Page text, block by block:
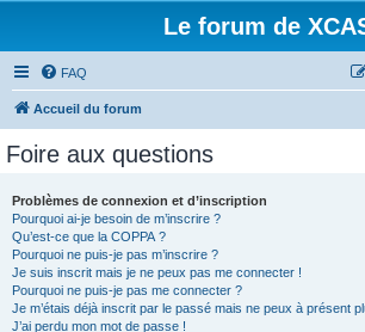
Le forum de
FAQ
Accueil du forum
Foire aux questions
Problèmes de connexion et d’inscription
Pourquoi ai-je besoin de m’inscrire ?
Qu’est-ce que la COPPA ?
Pourquoi ne puis-je pas m’inscrire ?
Je suis inscrit mais je ne peux pas me connecter !
Pourquoi ne puis-je pas me connecter ?
Je m’étais déjà inscrit par le passé mais ne peux à présent
J’ai perdu mon mot de passe !